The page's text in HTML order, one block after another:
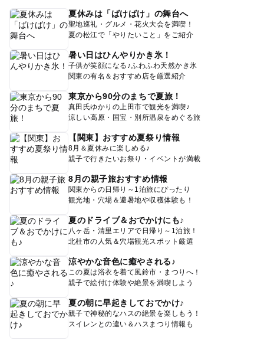
夏休みは「ばけばけ」の舞台へ
聖地巡礼・グルメ・花火大会を満喫！
夏の松江で「やりたいこと」をご紹介
暑い日はひんやりかき氷！
子供が笑顔になる♪ふわふわ天然かき氷
関東の有名＆おすすめ店を厳選紹介
東京から90分のまちで夏旅！
真田氏ゆかりの上田市で観光を満喫♪
涼しい高原・国宝・別所温泉をめぐる旅
【関東】おすすめ夏祭り情報
8月＆夏休みに楽しめる♪
親子で行きたいお祭り・イベントが満載
8月の親子旅おすすめ情報
関東からの日帰り～1泊旅にぴったり
観光地・穴場＆避暑地や収穫体験も！
夏のドライブ＆おでかけにも♪
八ヶ岳・清里エリアで日帰り～1泊旅！
北杜市の人気＆穴場観光スポット厳選
涼やかな音色に癒やされる♪
この夏は浴衣を着て風鈴市・まつりへ！
親子で絵付け体験や絶景を満喫しよう
夏の朝に早起きしておでかけ♪
親子で神秘的なハスの絶景を楽しもう！
スイレンとの違い＆ハスまつり情報も